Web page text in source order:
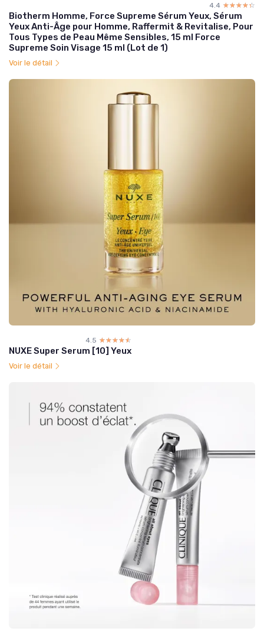
4.4 ☆☆☆☆☆
★★★★★
Biotherm Homme, Force Supreme Sérum Yeux, Sérum
Yeux Anti-Âge pour Homme, Raffermit & Revitalise, Pour
Tous Types de Peau Même Sensibles, 15 ml Force
Supreme Soin Visage 15 ml (Lot de 1)
Voir le détail
4.5 ☆☆☆☆☆
★★★★★
NUXE Super Serum [10] Yeux
Voir le détail